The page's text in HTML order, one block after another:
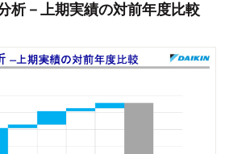
析－上期実績の対前年度比較